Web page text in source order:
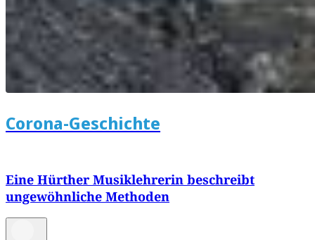
Corona-Geschichte
Eine Hürther Musiklehrerin beschreibt
ungewöhnliche Methoden